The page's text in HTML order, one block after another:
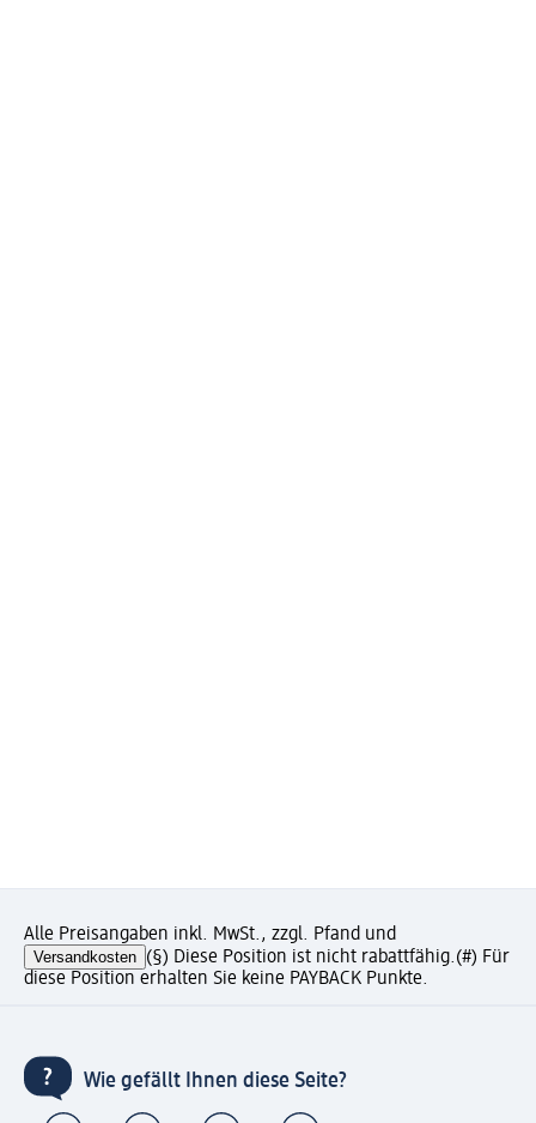
Alle Preisangaben inkl. MwSt., zzgl. Pfand und
Versandkosten (§) Diese Position ist nicht rabattfähig.(#) Für
diese Position erhalten Sie keine PAYBACK Punkte.
Wie gefällt Ihnen diese Seite?